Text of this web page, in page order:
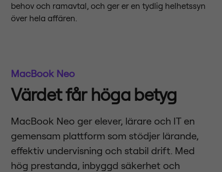
behov och ramavtal, och ger er en tydlig helhetssyn
över hela affären.
MacBook Neo
Värdet får höga betyg
MacBook Neo ger elever, lärare och IT en
gemensam plattform som stödjer lärande,
effektiv undervisning och stabil drift. Med
hög prestanda, inbyggd säkerhet och